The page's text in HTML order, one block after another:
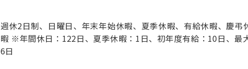
週休2日制、日曜日、年末年始休暇、夏季休暇、有給休暇、慶
暇 ※年間休日：122日、夏季休暇：1日、初年度有給：10日、最
6日